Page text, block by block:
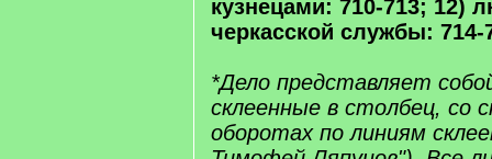
кузнецами: 710-713; 12)
черкасской службы: 714-
*Дело представляет
склеенные в столбец, со
оборотах по линиям